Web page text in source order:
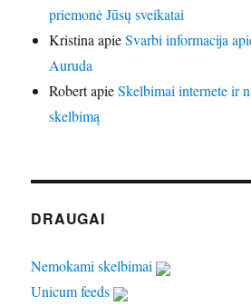
priemonė Jūsų sveikatai
KristinaapieSvarbi informacija
Auruda
RobertapieSkelbimai internete ir
skelbimą
DRAUGAI
Nemokami skelbimai
Unicum feeds